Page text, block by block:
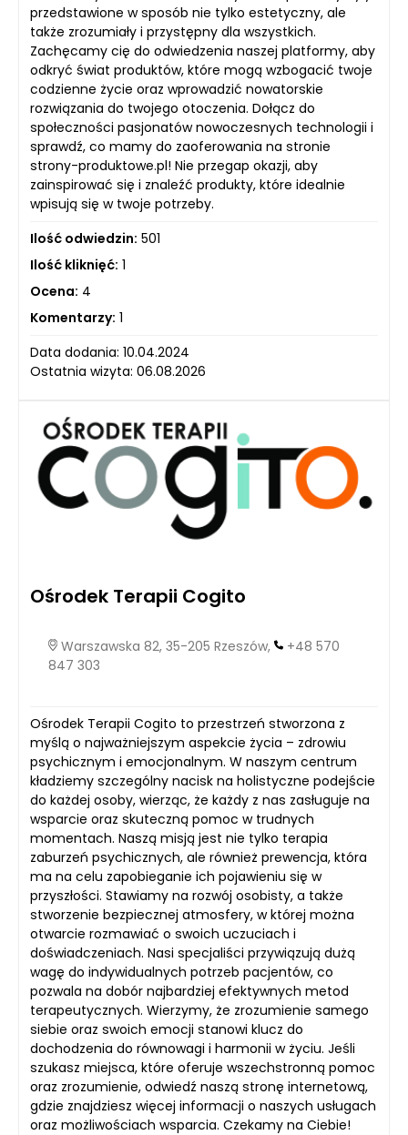
przedstawione w sposób nie tylko estetyczny, ale
także zrozumiały i przystępny dla wszystkich.
Zachęcamy cię do odwiedzenia naszej platformy, aby
odkryć świat produktów, które mogą wzbogacić twoje
codzienne życie oraz wprowadzić nowatorskie
rozwiązania do twojego otoczenia. Dołącz do
społeczności pasjonatów nowoczesnych technologii i
sprawdź, co mamy do zaoferowania na stronie
strony-produktowe.pl! Nie przegap okazji, aby
zainspirować się i znaleźć produkty, które idealnie
wpisują się w twoje potrzeby.
Ilość odwiedzin: 501
Ilość kliknięć: 1
Ocena: 4
Komentarzy: 1
Data dodania: 10.04.2024
Ostatnia wizyta: 06.08.2026
Ośrodek Terapii Cogito
Warszawska 82, 35-205 Rzeszów,
+48 570
847 303
Ośrodek Terapii Cogito to przestrzeń stworzona z
myślą o najważniejszym aspekcie życia – zdrowiu
psychicznym i emocjonalnym. W naszym centrum
kładziemy szczególny nacisk na holistyczne podejście
do każdej osoby, wierząc, że każdy z nas zasługuje na
wsparcie oraz skuteczną pomoc w trudnych
momentach. Naszą misją jest nie tylko terapia
zaburzeń psychicznych, ale również prewencja, która
ma na celu zapobieganie ich pojawieniu się w
przyszłości. Stawiamy na rozwój osobisty, a także
stworzenie bezpiecznej atmosfery, w której można
otwarcie rozmawiać o swoich uczuciach i
doświadczeniach. Nasi specjaliści przywiązują dużą
wagę do indywidualnych potrzeb pacjentów, co
pozwala na dobór najbardziej efektywnych metod
terapeutycznych. Wierzymy, że zrozumienie samego
siebie oraz swoich emocji stanowi klucz do
dochodzenia do równowagi i harmonii w życiu. Jeśli
szukasz miejsca, które oferuje wszechstronną pomoc
oraz zrozumienie, odwiedź naszą stronę internetową,
gdzie znajdziesz więcej informacji o naszych usługach
oraz możliwościach wsparcia. Czekamy na Ciebie!